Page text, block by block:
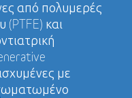
από πολυμερές
(PTFE) και
με